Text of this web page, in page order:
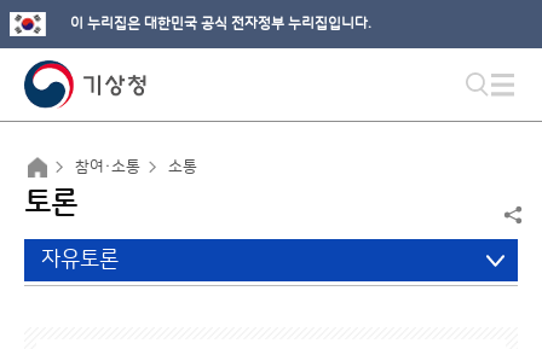
이 누리집은 대한민국 공식 전자정부 누리집입니다.
참여·소통 소통
토론
자유토론